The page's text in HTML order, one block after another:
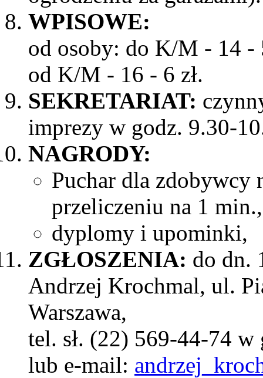
WPISOWE:
od osoby: do K/M - 14 -
od K/M - 16 - 6 zł.
SEKRETARIAT:
imprezy w godz. 9.30-
NAGRODY:
Puchar dla
przeliczeniu na 1 min.,
dyplomy i upominki,
ZGŁOSZENIA: do dn.
Andrzej Krochmal, ul.
Warszawa,
tel. sł. (22) 569-44-74
lub e-mail: